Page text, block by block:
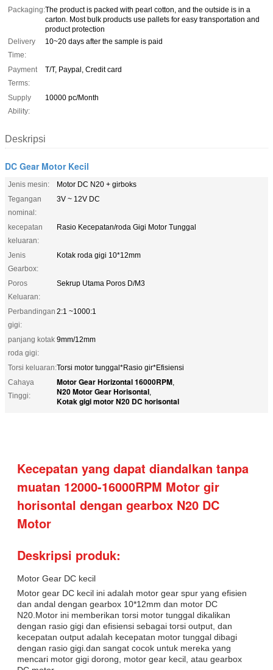
Packaging:The product is packed with pearl cotton, and the outside is in a
carton. Most bulk products use pallets for easy transportation and
product protection
Delivery
Time:
10~20 days after the sample is paid
Payment
Terms:
T/T, Paypal, Credit card
Supply
Ability:
10000 pc/Month
Deskripsi
DC Gear Motor Kecil
Jenis mesin:
Motor DC N20 + girboks
Tegangan
nominal:
3V ~ 12V DC
kecepatan
keluaran:
Rasio Kecepatan/roda Gigi Motor Tunggal
Jenis
Gearbox:
Kotak roda gigi 10*12mm
Poros
Keluaran:
Sekrup Utama Poros D/M3
Perbandingan
gigi:
2:1 ~1000:1
panjang kotak
roda gigi:
9mm/12mm
Torsi keluaran:Torsi motor tunggal*Rasio gir*Efisiensi
Cahaya
Tinggi:
Motor Gear Horizontal 16000RPM,
N20 Motor Gear Horisontal,
Kotak gigi motor N20 DC horisontal
Kecepatan yang dapat diandalkan tanpa
muatan 12000-16000RPM Motor gir
horisontal dengan gearbox N20 DC
Motor
Deskripsi produk:
Motor Gear DC kecil
Motor gear DC kecil ini adalah motor gear spur yang efisien
dan andal dengan gearbox 10*12mm dan motor DC
N20.Motor ini memberikan torsi motor tunggal dikalikan
dengan rasio gigi dan efisiensi sebagai torsi output, dan
kecepatan output adalah kecepatan motor tunggal dibagi
dengan rasio gigi.dan sangat cocok untuk mereka yang
mencari motor gigi dorong, motor gear kecil, atau gearbox